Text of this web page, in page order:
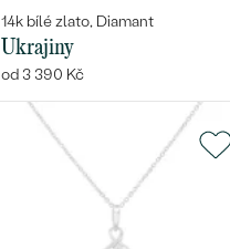
14k bílé zlato, Diamant
Ukrajiny
od 3 390 Kč